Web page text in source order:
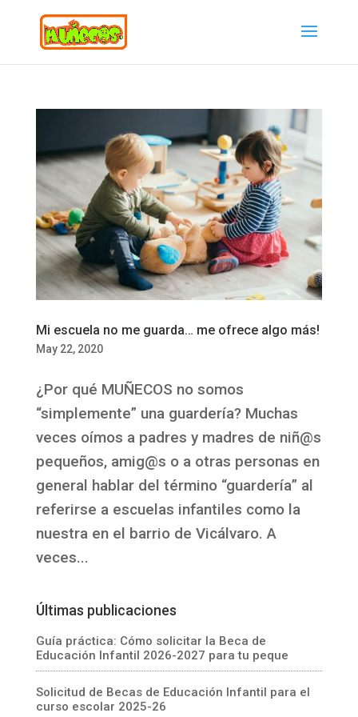
Mi escuela no me guarda… me ofrece algo más!
May 22, 2020
¿Por qué MUÑECOS no somos
“simplemente” una guardería? Muchas
veces oímos a padres y madres de niñ@s
pequeños, amig@s o a otras personas en
general hablar del término “guardería” al
referirse a escuelas infantiles como la
nuestra en el barrio de Vicálvaro. A
veces...
Últimas publicaciones
Guía práctica: Cómo solicitar la Beca de
Educación Infantil 2026-2027 para tu peque
Solicitud de Becas de Educación Infantil para el
curso escolar 2025-26